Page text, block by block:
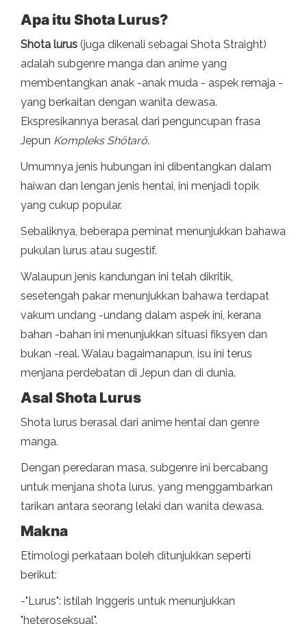
Apa itu Shota Lurus?
Shota lurus (juga dikenali sebagai Shota Straight)
adalah subgenre manga dan anime yang
membentangkan anak -anak muda - aspek remaja -
yang berkaitan dengan wanita dewasa.
Ekspresikannya berasal dari penguncupan frasa
Jepun Kompleks Shōtarō.
Umumnya jenis hubungan ini dibentangkan dalam
haiwan dan lengan jenis hentai, ini menjadi topik
yang cukup popular.
Sebaliknya, beberapa peminat menunjukkan bahawa
pukulan lurus atau sugestif.
Walaupun jenis kandungan ini telah dikritik,
sesetengah pakar menunjukkan bahawa terdapat
vakum undang -undang dalam aspek ini, kerana
bahan -bahan ini menunjukkan situasi fiksyen dan
bukan -real. Walau bagaimanapun, isu ini terus
menjana perdebatan di Jepun dan di dunia.
Asal Shota Lurus
Shota lurus berasal dari anime hentai dan genre
manga.
Dengan peredaran masa, subgenre ini bercabang
untuk menjana shota lurus, yang menggambarkan
tarikan antara seorang lelaki dan wanita dewasa.
Makna
Etimologi perkataan boleh ditunjukkan seperti
berikut:
-"Lurus": istilah Inggeris untuk menunjukkan
"heteroseksual".